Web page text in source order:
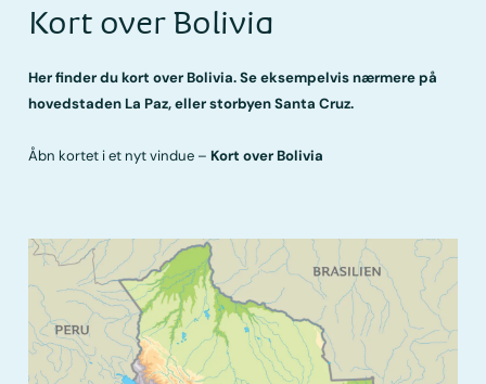
Kort over Bolivia
Her finder du kort over Bolivia. Se eksempelvis nærmere på
hovedstaden La Paz, eller storbyen Santa Cruz.
Åbn kortet i et nyt vindue – Kort over Bolivia